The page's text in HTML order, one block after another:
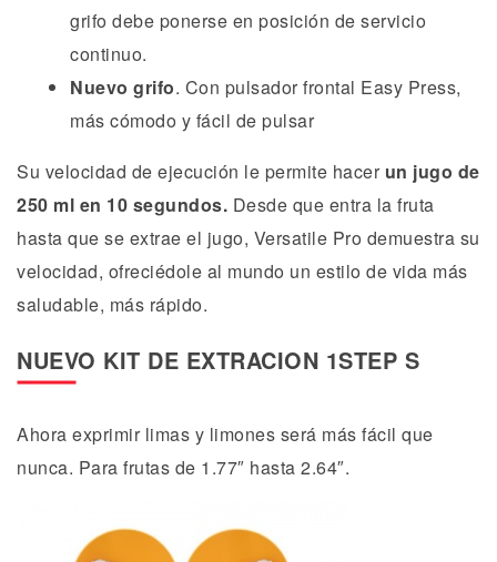
grifo debe ponerse en posición de servicio
continuo.
Nuevo grifo. Con pulsador frontal Easy Press,
más cómodo y fácil de pulsar
Su velocidad de ejecución le permite hacer un jugo de
250 ml en 10 segundos. Desde que entra la fruta
hasta que se extrae el jugo, Versatile Pro demuestra su
velocidad, ofreciédole al mundo un estilo de vida más
saludable, más rápido.
NUEVO KIT DE EXTRACION 1STEP S
Ahora exprimir limas y limones será más fácil que
nunca. Para frutas de 1.77″ hasta 2.64″.